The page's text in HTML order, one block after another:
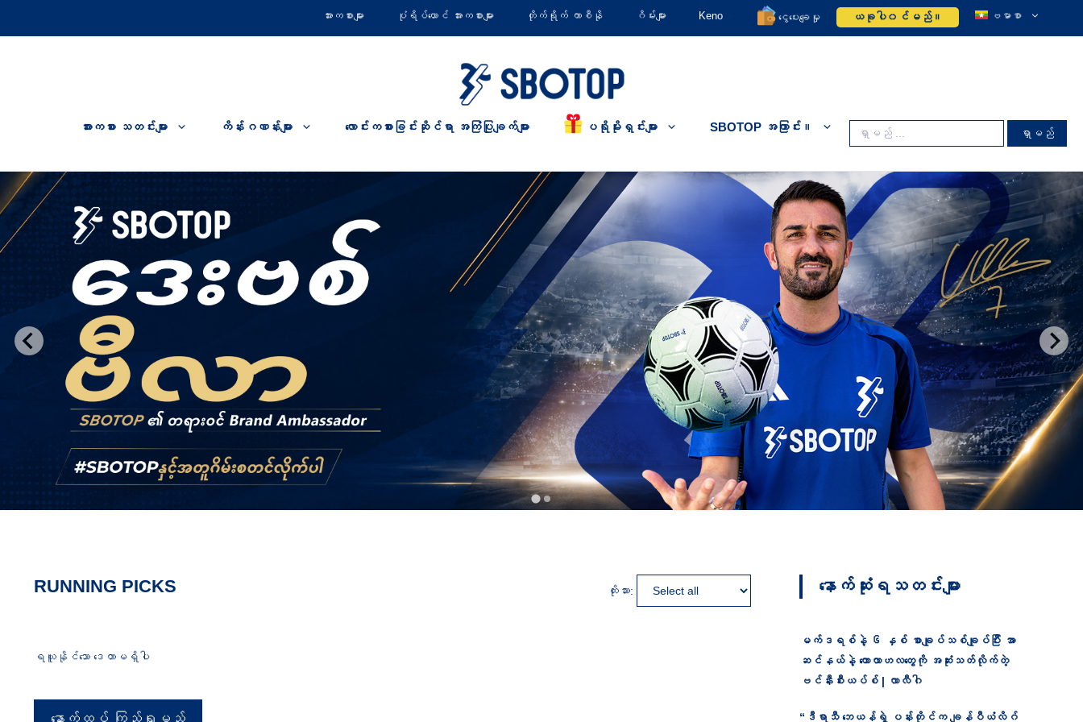
အားကစားများ ပုံရိပ်ယောင် အားကစားများ တိုက်ရိုက် ကာစီနို ဂိမ်းများ Keno ငွေပေးချေမှု ယခုပါ၀င်မည်။ ဗမာစာ
အားကစား သတင်းများ ကိန်းဂဏန်းများ လောင်းကစားခြင်းဆိုင်ရာ အကြံပြုချက်များ ပရိုမိုးရှင်းများ SBOTOP အကြာင်း။
Search
for:
RUNNING PICKS ထိုးသား:
ရယူနိုင်သော ဒေတာမရှိပါ
နောက်ဆုံးရသတင်းများ
မက်ဒရစ်နဲ့ ၆ နှစ် စာချုပ်သစ်ချုပ်ပြီး အာ
ဆင်နယ်နဲ့ ကောလာဟလတွေကို အဆုံးသတ်လိုက်တဲ့
ဗင်နီးစီးယပ်စ် | လာလီဂါ
“ဒီရာသီ ဘေယန်ရဲ့ ပန်းတိုင်က ချန်ပီယံလိဂ်